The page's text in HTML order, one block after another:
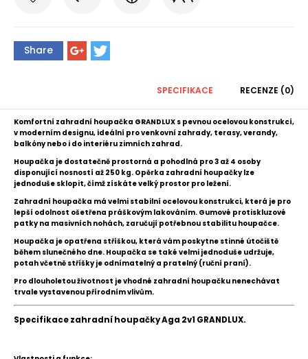
Share
SPECIFIKACE RECENZE (0)
Komfortní zahradní houpačka GRANDLUX s pevnou ocelovou konstrukcí,
v moderním designu, ideální pro venkovní zahrady, terasy, verandy,
balkóny nebo i do interiéru zimních zahrad.
Houpačka je dostatečně prostorná a pohodlná pro 3 až 4 osoby
disponující nosností až 250 kg. Opěrka zahradní houpačky lze
jednoduše sklopit, čímž získáte velký prostor pro ležení.
Zahradní houpačka má velmi stabilní ocelovou konstrukci, která je pro
lepší odolnost ošetřena práškovým lakováním. Gumové protiskluzové
patky na masivních nohách, zaručují potřebnou stabilitu houpačce.
Houpačka je opatřena stříškou, která vám poskytne stinné útočiště
během slunečného dne. Houpačka se také velmi jednoduše udržuje,
potah včetně stříšky je odnímatelný a pratelný (ruční praní).
Pro dlouholetou životnost je vhodné zahradní houpačku nenechávat
trvale vystavenou přírodním vlivům.
Specifikace zahradní houpačky Aga 2v1 GRANDLUX.